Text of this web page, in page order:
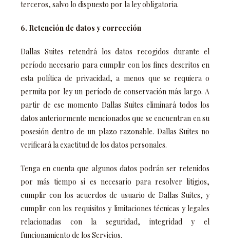
terceros, salvo lo dispuesto por la ley obligatoria.
6. Retención de datos y corrección
Dallas Suites retendrá los datos recogidos durante el
período necesario para cumplir con los fines descritos en
esta política de privacidad, a menos que se requiera o
permita por ley un período de conservación más largo. A
partir de ese momento Dallas Suites eliminará todos los
datos anteriormente mencionados que se encuentran en su
posesión dentro de un plazo razonable. Dallas Suites no
verificará la exactitud de los datos personales.
Tenga en cuenta que algunos datos podrán ser retenidos
por más tiempo si es necesario para resolver litigios,
cumplir con los acuerdos de usuario de Dallas Suites, y
cumplir con los requisitos y limitaciones técnicas y legales
relacionadas con la seguridad, integridad y el
funcionamiento de los Servicios.